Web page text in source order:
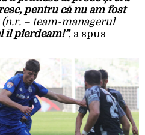
pentru că nu am fost
(n.r. – team-managerul
îl pierdeam!”, a spus